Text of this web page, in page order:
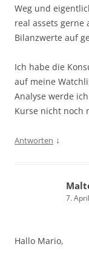
Weg und
real assets gerne
Bilanzwerte auf
Ich habe die
auf meine
Analyse werde
Kurse nicht noch
Antworten ↓
7.
Hallo Mario,